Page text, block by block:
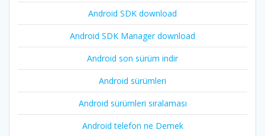
Android SDK download
Android SDK Manager download
Android son sürüm indir
Android sürümleri
Android sürümleri sıralaması
Android telefon ne Demek